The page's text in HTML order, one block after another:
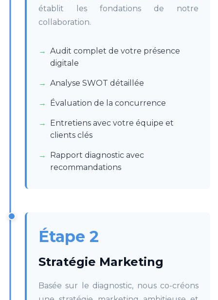
établit les fondations de notre
collaboration.
Audit complet de votre présence
digitale
Analyse SWOT détaillée
Évaluation de la concurrence
Entretiens avec votre équipe et
clients clés
Rapport diagnostic avec
recommandations
Étape 2
Stratégie Marketing
Basée sur le diagnostic, nous co-créons